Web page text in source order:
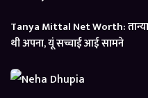
Tanya Mittal Net Worth: तान्या
थी अपना, यूं सच्चाई आई सामने